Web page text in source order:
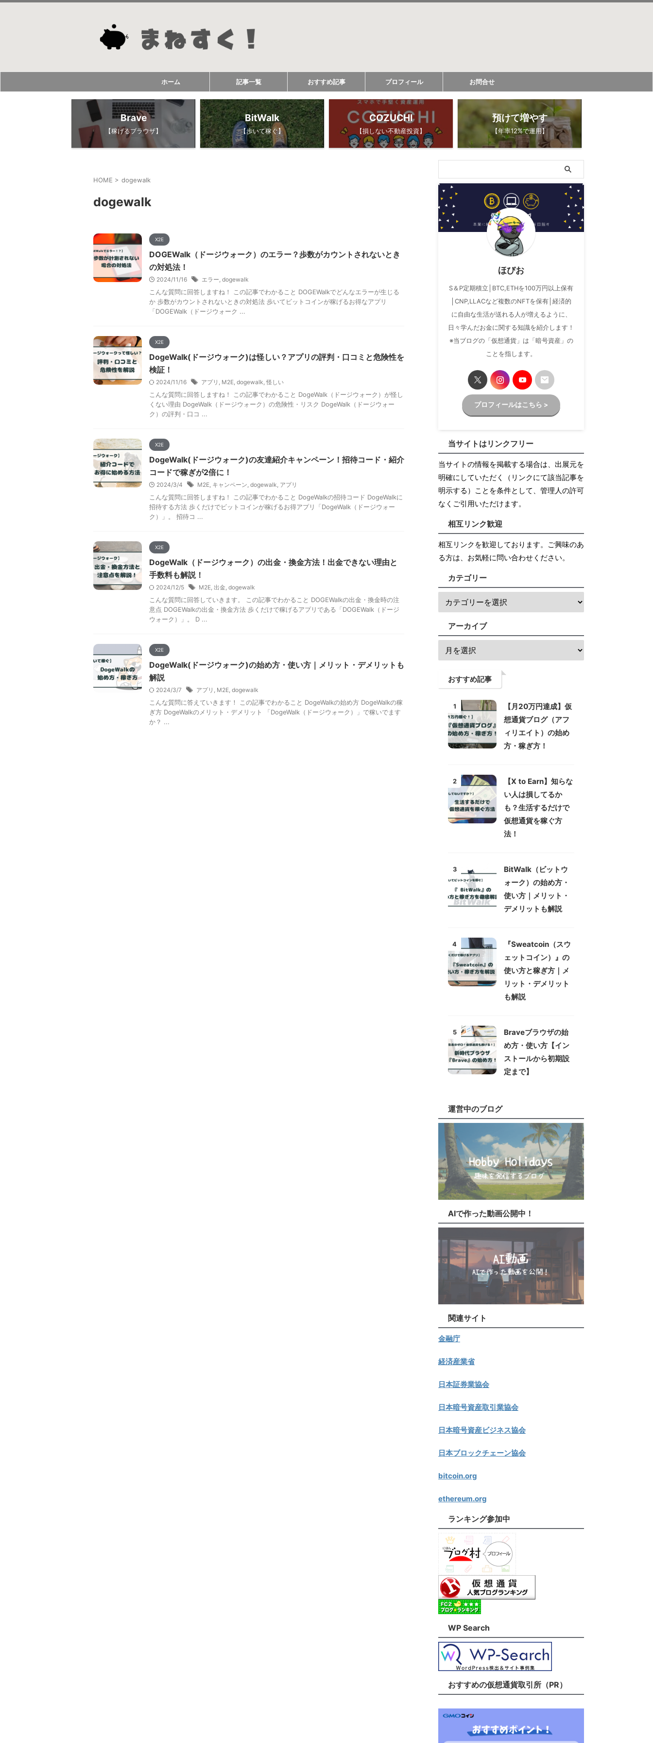
ホーム 記事一覧 おすすめ記事 プロフィール お問合せ
Brave
【稼げるブラウザ】
BitWalk
【歩いて稼ぐ】
COZUCHI
【損しない不動産投資】
預けて増やす
【年率12%で運用】
HOME > dogewalk
dogewalk
X2E
DOGEWalk（ドージウォーク）のエラー？歩数がカウントされないとき
の対処法！
2024/11/16 エラー, dogewalk
こんな質問に回答しますね！ この記事でわかること DOGEWalkでどんなエラーが生じる
か 歩数がカウントされないときの対処法 歩いてビットコインが稼げるお得なアプリ
「DOGEWalk（ドージウォーク ...
X2E
DogeWalk(ドージウォーク)は怪しい？アプリの評判・口コミと危険性を
検証！
2024/11/16 アプリ , M2E, dogewalk, 怪しい
こんな質問に回答しますね！ この記事でわかること DogeWalk（ドージウォーク）が怪し
くない理由 DogeWalk（ドージウォーク）の危険性・リスク DogeWalk（ドージウォー
ク）の評判・口コ ...
X2E
DogeWalk(ドージウォーク)の友達紹介キャンペーン！招待コード・紹介
コードで稼ぎが2倍に！
2024/3/4 M2E, キャンペーン, dogewalk, アプリ
こんな質問に回答しますね！ この記事でわかること DogeWalkの招待コード DogeWalkに
招待する方法 歩くだけでビットコインが稼げるお得アプリ「DogeWalk（ドージウォー
ク）」。 招待コ ...
X2E
DogeWalk（ドージウォーク）の出金・換金方法！出金できない理由と
手数料も解説！
2024/12/5 M2E, 出金, dogewalk
こんな質問に回答していきます。 この記事でわかること DOGEWalkの出金・換金時の注
意点 DOGEWalkの出金・換金方法 歩くだけで稼げるアプリである「DOGEWalk（ドージ
ウォーク）」。 D ...
X2E
DogeWalk(ドージウォーク)の始め方・使い方｜メリット・デメリットも
解説
2024/3/7 アプリ , M2E, dogewalk
こんな質問に答えていきます！ この記事でわかること DogeWalkの始め方 DogeWalkの稼
ぎ方 DogeWalkのメリット・デメリット 「DogeWalk（ドージウォーク）」で稼いでます
か？ ...
ほびお
S＆P定期積立│BTC,ETHを100万円以上保有
│CNP,LLACなど複数のNFTを保有│経済的
に自由な生活が送れる人が増えるように、
日々学んだお金に関する知識を紹介します！
※当ブログの「仮想通貨」は「暗号資産」の
ことを指します。
プロフィールはこちら >
当サイトはリンクフリー
当サイトの情報を掲載する場合は、出展元を
明確にしていただく（リンクにて該当記事を
明示する）ことを条件として、管理人の許可
なくご引用いただけます。
相互リンク歓迎
相互リンクを歓迎しております。ご興味のあ
る方は、お気軽に問い合わせください。
カテゴリー
アーカイブ
おすすめ記事
1
【月20万円達成】仮
想通貨ブログ（アフ
ィリエイト）の始め
方・稼ぎ方！
2
【X to Earn】知らな
い人は損してるか
も？生活するだけで
仮想通貨を稼ぐ方
法！
3
BitWalk（ビットウ
ォーク）の始め方・
使い方｜メリット・
デメリットも解説
4
『Sweatcoin（スウ
ェットコイン）』の
使い方と稼ぎ方｜メ
リット・デメリット
も解説
5
Braveブラウザの始
め方・使い方【イン
ストールから初期設
定まで】
運営中のブログ
AIで作った動画公開中！
関連サイト
金融庁
経済産業省
日本証券業協会
日本暗号資産取引業協会
日本暗号資産ビジネス協会
日本ブロックチェーン協会
bitcoin.org
ethereum.org
ランキング参加中
WP Search
おすすめの仮想通貨取引所（PR）